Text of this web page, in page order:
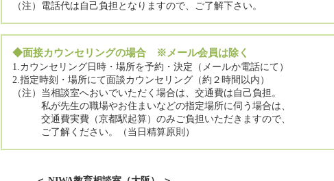
（注）電話代は自己負担となりますので、ご了解下さい。
◆面接カウンセリングの場合 ※メール会員は除く
1.カウンセリング日時・場所を予約・決定（メールか電話にて）
2.指定時刻・場所にて面談カウンセリング（約２時間以内）
（注）当相談室へおいでいただく場合は、交通費は自己負担。
私が先生の職場やお住まいなどの指定場所に伺う場合は、
交通費実費（京都駅起算）のみご負担いただきますので、
ご了解ください。（当日精算原則）